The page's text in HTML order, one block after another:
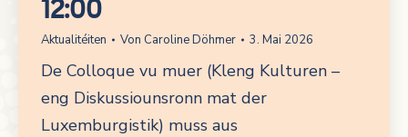
12:00
Aktualitéiten Von Caroline Döhmer 3. Mai 2026
De Colloque vu muer (Kleng Kulturen –
eng Diskussiounsronn mat der
Luxemburgistik) muss aus